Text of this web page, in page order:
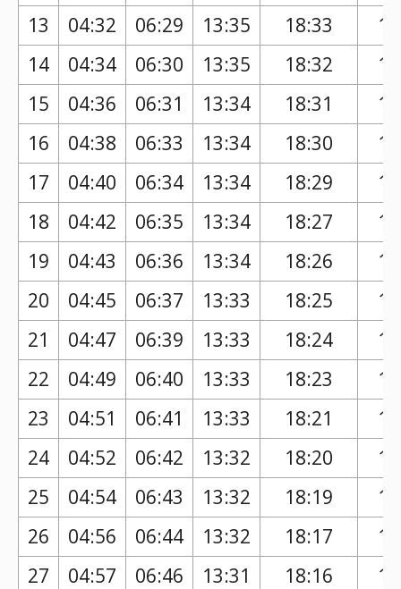
13 04:32 06:29 13:35 18:33
14
04:34 06:30 13:35 18:32
15
04:36 06:31 13:34 18:31
16
04:38 06:33 13:34 18:30
17
04:40 06:34 13:34 18:29
18
04:42 06:35 13:34 18:27
19
04:43 06:36 13:34 18:26
20
04:45 06:37 13:33 18:25
21
04:47 06:39 13:33 18:24
22
04:49 06:40 13:33 18:23
23
04:51 06:41 13:33 18:21
24
04:52 06:42 13:32 18:20
25
04:54 06:43 13:32 18:19
26
04:56 06:44 13:32 18:17
27
04:57 06:46 13:31 18:16